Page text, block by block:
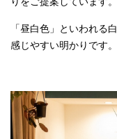
「昼白色」といわれる
感じやすい明かりです。